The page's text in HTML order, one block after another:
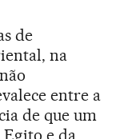
de
na
entre a
de que um
e da